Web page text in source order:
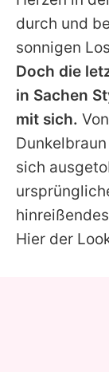
durch und
sonnigen
Doch die
in Sachen
mit sich.
sich
Hier der